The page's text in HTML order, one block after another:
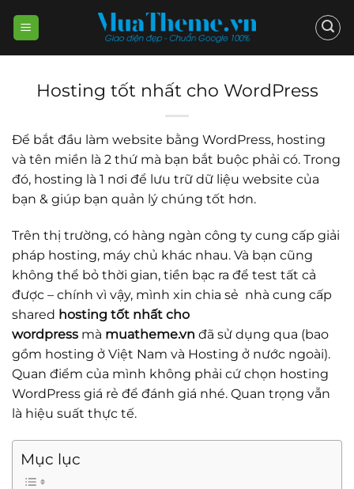
Hosting tốt nhất cho WordPress
Để bắt đầu làm website bằng WordPress, hosting
và tên miền là 2 thứ mà bạn bắt buộc phải có. Trong
đó, hosting là 1 nơi để lưu trữ dữ liệu website của
bạn & giúp bạn quản lý chúng tốt hơn.
Trên thị trường, có hàng ngàn công ty cung cấp giải
pháp hosting, máy chủ khác nhau. Và bạn cũng
không thể bỏ thời gian, tiền bạc ra để test tất cả
được – chính vì vậy, mình xin chia sẻ nhà cung cấp
shared hosting tốt nhất cho
wordpress mà muatheme.vn đã sử dụng qua (bao
gồm hosting ở Việt Nam và Hosting ở nước ngoài).
Quan điểm của mình không phải cứ chọn hosting
WordPress giá rẻ để đánh giá nhé. Quan trọng vẫn
là hiệu suất thực tế.
Mục lục